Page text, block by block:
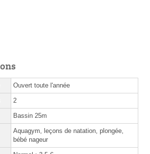
Ouvert toute l'année
2
Bassin 25m
Aquagym, leçons de natation, plongée,
bébé nageur